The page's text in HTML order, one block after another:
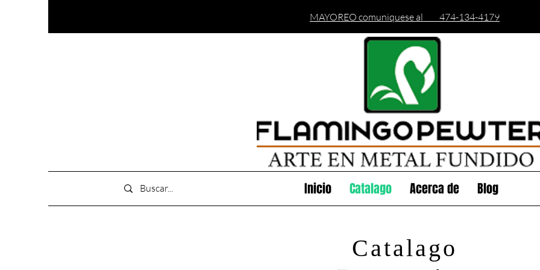
MAYOREO comuniquese al 474-134-4179
Inicio Catalago Acerca de Blog
Catalago